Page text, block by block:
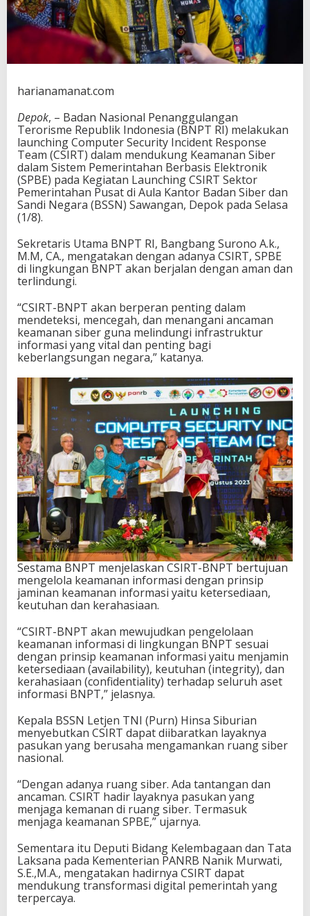
T
D
u
k
u
K
a
m
a
n
a
n
S
i
r
harianamanat.com
Depok, – Badan Nasional Penanggulangan
Terorisme Republik Indonesia (BNPT RI) melakukan
launching Computer Security Incident Response
Team (CSIRT) dalam mendukung Keamanan Siber
dalam Sistem Pemerintahan Berbasis Elektronik
(SPBE) pada Kegiatan Launching CSIRT Sektor
Pemerintahan Pusat di Aula Kantor Badan Siber dan
Sandi Negara (BSSN) Sawangan, Depok pada Selasa
(1/8).
Sekretaris Utama BNPT RI, Bangbang Surono A.k.,
M.M, CA., mengatakan dengan adanya CSIRT, SPBE
di lingkungan BNPT akan berjalan dengan aman dan
terlindungi.
“CSIRT-BNPT akan berperan penting dalam
mendeteksi, mencegah, dan menangani ancaman
keamanan siber guna melindungi infrastruktur
informasi yang vital dan penting bagi
keberlangsungan negara,” katanya.
Sestama BNPT menjelaskan CSIRT-BNPT bertujuan
mengelola keamanan informasi dengan prinsip
jaminan keamanan informasi yaitu ketersediaan,
keutuhan dan kerahasiaan.
“CSIRT-BNPT akan mewujudkan pengelolaan
keamanan informasi di lingkungan BNPT sesuai
dengan prinsip keamanan informasi yaitu menjamin
ketersediaan (availability), keutuhan (integrity), dan
kerahasiaan (confidentiality) terhadap seluruh aset
informasi BNPT,” jelasnya.
Kepala BSSN Letjen TNI (Purn) Hinsa Siburian
menyebutkan CSIRT dapat diibaratkan layaknya
pasukan yang berusaha mengamankan ruang siber
nasional.
“Dengan adanya ruang siber. Ada tantangan dan
ancaman. CSIRT hadir layaknya pasukan yang
menjaga kemanan di ruang siber. Termasuk
menjaga keamanan SPBE,” ujarnya.
Sementara itu Deputi Bidang Kelembagaan dan Tata
Laksana pada Kementerian PANRB Nanik Murwati,
S.E.,M.A., mengatakan hadirnya CSIRT dapat
mendukung transformasi digital pemerintah yang
terpercaya.